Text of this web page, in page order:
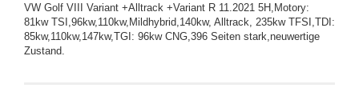
VW Golf VIII Variant +Alltrack +Variant R 11.2021 5H,Motory:
81kw TSI,96kw,110kw,Mildhybrid,140kw, Alltrack, 235kw TFSI,TDI:
85kw,110kw,147kw,TGI: 96kw CNG,396 Seiten stark,neuwertige
Zustand.